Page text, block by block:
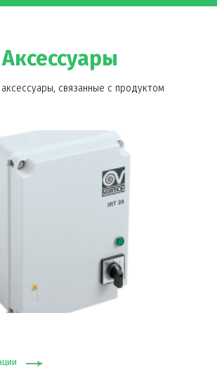
Аксессуары
связанные с продуктом